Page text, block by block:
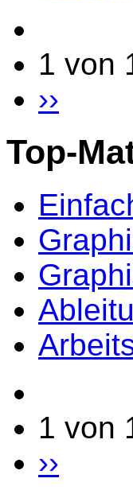
1 von
››
Top-
1 von
››